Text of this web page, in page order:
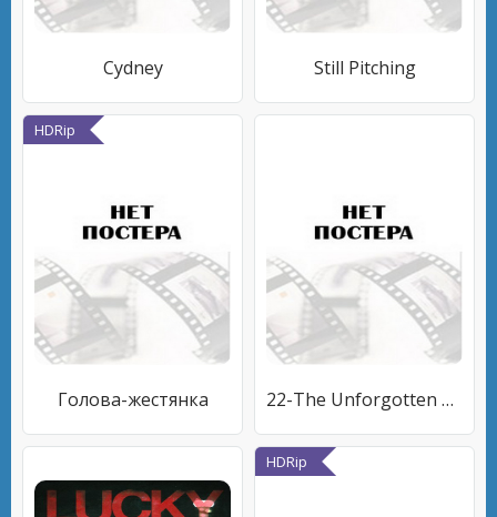
Cydney Still Pitching
HDRip
Голова-жестянка 22-The Unforgotten Soldier
HDRip